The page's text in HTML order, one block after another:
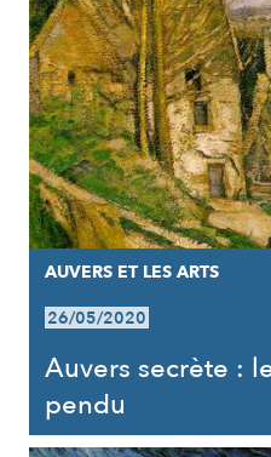
AUVERS ET LES ARTS
26/05/2020
Auvers secrète :
pendu